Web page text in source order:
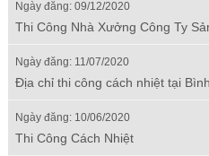
Ngày đăng: 09/12/2020
Thi Công Nhà Xưởng Công Ty
Ngày đăng: 11/07/2020
Địa chỉ thi công cách nhiệt tại
Ngày đăng: 10/06/2020
Thi Công Cách Nhiệt